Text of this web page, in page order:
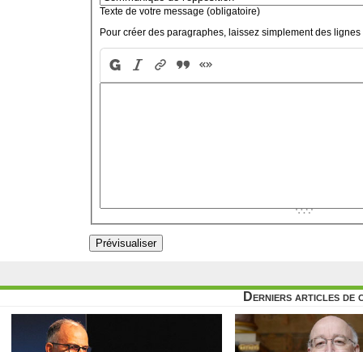
Texte de votre message (obligatoire)
Pour créer des paragraphes, laissez simplement des lignes
Derniers articles de